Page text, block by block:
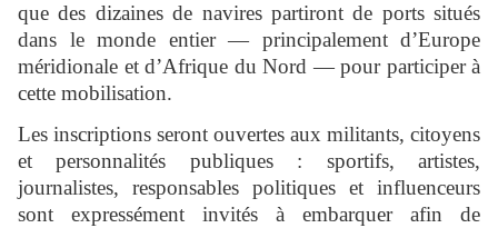
que des dizaines de navires partiront de ports situés
dans le monde entier — principalement d’Europe
méridionale et d’Afrique du Nord — pour participer à
cette mobilisation.
Les inscriptions seront ouvertes aux militants, citoyens
et personnalités publiques : sportifs, artistes,
journalistes, responsables politiques et influenceurs
sont expressément invités à embarquer afin de